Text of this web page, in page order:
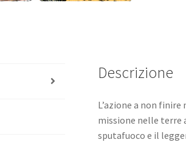
Descrizione
L’azione a non
missione nelle terre
sputafuoco e il